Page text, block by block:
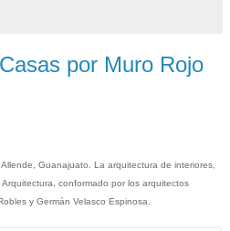
por Muro Rojo
Guanajuato. La arquitectura de interiores,
conformado por los arquitectos
y Germán Velasco Espinosa.